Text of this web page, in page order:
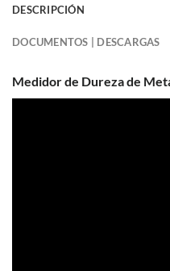
DESCRIPCIÓN
DOCUMENTOS | DESCARGAS
Medidor de Dureza de